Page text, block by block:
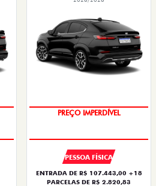
COM USADO NA TROCA
PESSOA FÍSICA
ENTRADA DE R$ 107.443,00 +18
PARCELAS DE R$ 2.820,83